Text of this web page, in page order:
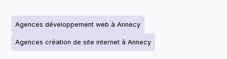
Agences développement web à Annecy
Agences création de site internet à Annecy